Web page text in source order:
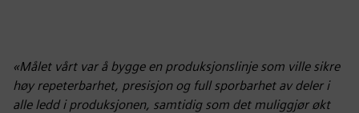
«Målet vårt var å bygge en produksjonslinje som ville sikre
høy repeterbarhet, presisjon og full sporbarhet av deler i
alle ledd i produksjonen, samtidig som det muliggjør økt